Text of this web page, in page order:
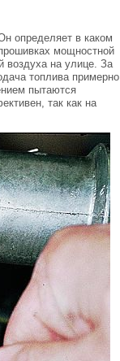
определяет в каком
мощностной
воздуха на улице. За
топлива примерно
пытаются
так как на